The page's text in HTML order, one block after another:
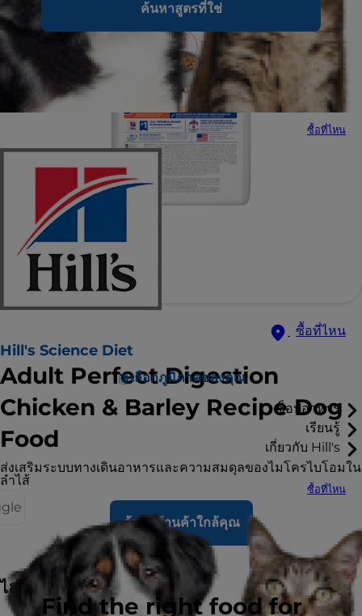
ค้นหาสูตรที่ใช่
ซื้อที่ไหน
ซื้อที่ไหน
เลือกภูมิภาคของคุณ
ช็อปอาหาร
เรียนรู้
เกี่ยวกับ Hill's
ซื้อที่ไหน
Find the right food for
Hill's Science Diet
Adult Perfect Digestion
Chicken & Barley Recipe Dog
Food
ส่งเสริมระบบทางเดินอาหารและความสมดุลของไมโครไบโอมใน
ลำไส้
ค้นหาร้านค้าใกล้คุณ
ไฮไลท์